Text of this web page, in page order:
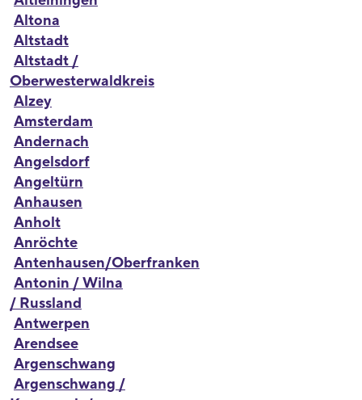
Altona
Altstadt
Altstadt /
Oberwesterwaldkreis
Alzey
Amsterdam
Andernach
Angelsdorf
Angeltürn
Anhausen
Anholt
Anröchte
Antenhausen/Oberfranken
Antonin / Wilna
/ Russland
Antwerpen
Arendsee
Argenschwang
Argenschwang /